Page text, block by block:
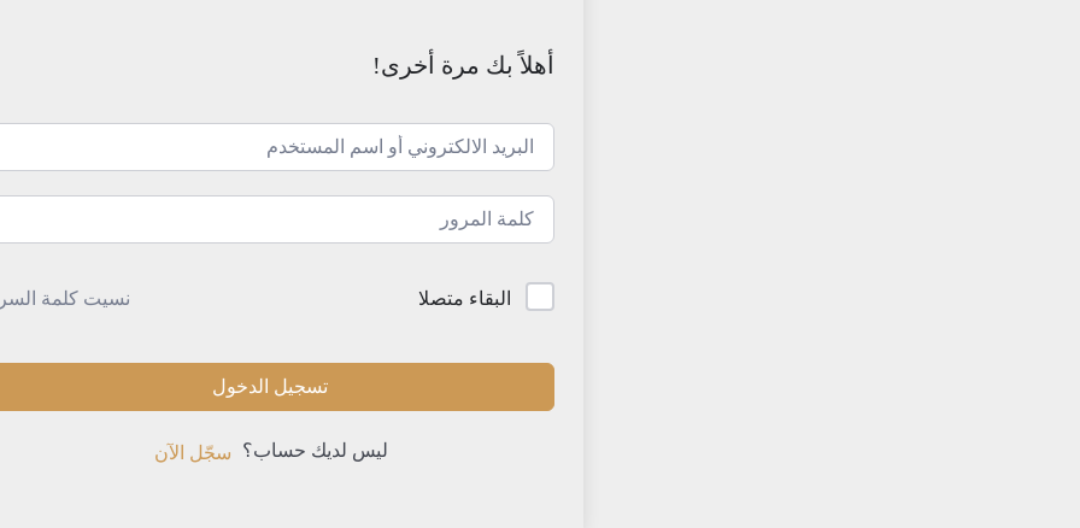
أهلاً بك مرة أخرى!
البقاء متصلا نسيت كلمة
تسجيل الدخول
ليس لديك حساب؟ سجّل الآن